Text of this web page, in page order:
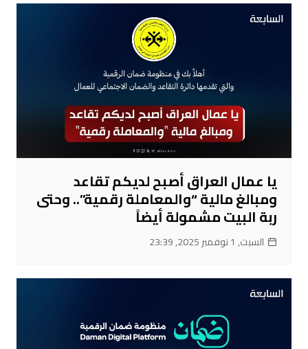
يا عمال العراق أصبح لديكم تقاعد
ومبالغ مالية “والمعاملة رقمية”.. وحتى
ربة البيت مشمولة أيضاً
السبت, 1 نوفمبر 2025, 23:39